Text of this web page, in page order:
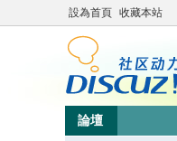
設為首頁 收藏本站
論壇